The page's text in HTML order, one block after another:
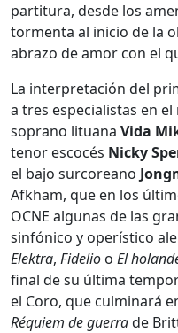
partitura, desde los
tormenta al inicio de la
abrazo de amor con el
La interpretación del
a tres especialistas en
soprano lituana Vida
tenor escocés Nicky
el bajo surcoreano
Afkham, que en los
OCNE algunas de las
sinfónico y operístico
Elektra, Fidelio o El
final de su última
el Coro, que culminará
Réquiem de guerrade